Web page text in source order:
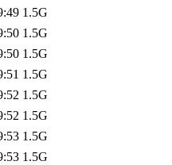
1.5G
1.5G
1.5G
1.5G
1.5G
1.5G
1.5G
1.5G